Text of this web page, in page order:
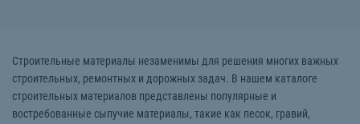
Строительные материалы незаменимы для решения многих важных
строительных, ремонтных и дорожных задач. В нашем каталоге
строительных материалов представлены популярные и
востребованные сыпучие материалы, такие как песок, гравий,